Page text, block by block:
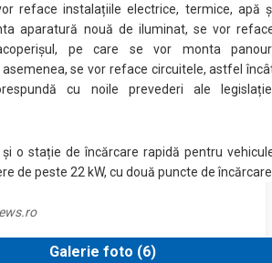
reface instalațiile electrice, termice, apă
aparatură nouă de iluminat, se vor
pe care se vor monta
se vor reface circuitele, astfel
cu noile prevederi ale
o stație de încărcare rapidă pentru
de peste 22 kW, cu două puncte de
Galerie foto (6)